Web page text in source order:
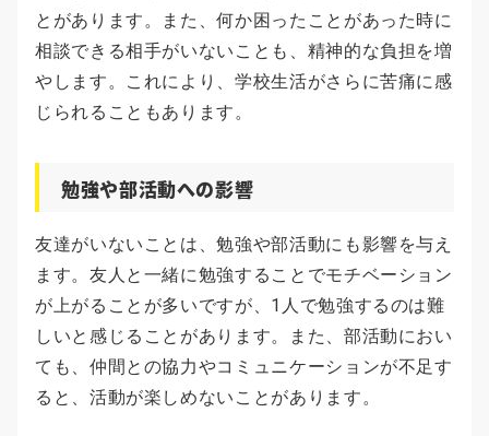
とがあります。また、何か困ったことがあった時に
相談できる相手がいないことも、精神的な負担を増
やします。これにより、学校生活がさらに苦痛に感
じられることもあります。
勉強や部活動への影響
友達がいないことは、勉強や部活動にも影響を与え
ます。友人と一緒に勉強することでモチベーション
が上がることが多いですが、1人で勉強するのは難
しいと感じることがあります。また、部活動におい
ても、仲間との協力やコミュニケーションが不足す
ると、活動が楽しめないことがあります。